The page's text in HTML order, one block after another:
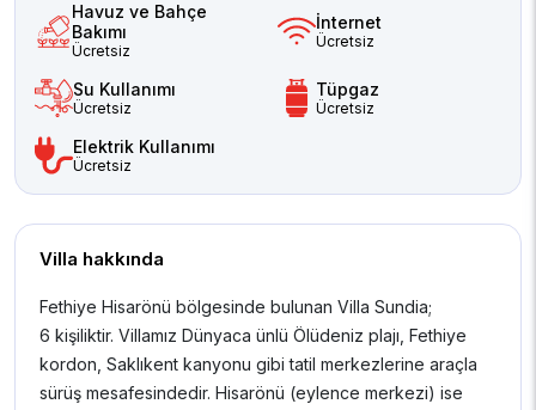
Havuz ve Bahçe
Bakımı
Ücretsiz
İnternet
Ücretsiz
Su Kullanımı
Ücretsiz
Tüpgaz
Ücretsiz
Elektrik Kullanımı
Ücretsiz
Villa hakkında
Fethiye Hisarönü bölgesinde bulun an Villa Sundia;
6 kişiliktir. Villamız Dünyaca ünlü Ölüdeniz plajı, Fethiye
kordon, Saklıkent kanyonu gibi tatil merkezlerine araçla
sürüş mesafesindedir. Hisarönü (eylence merkezi) ise